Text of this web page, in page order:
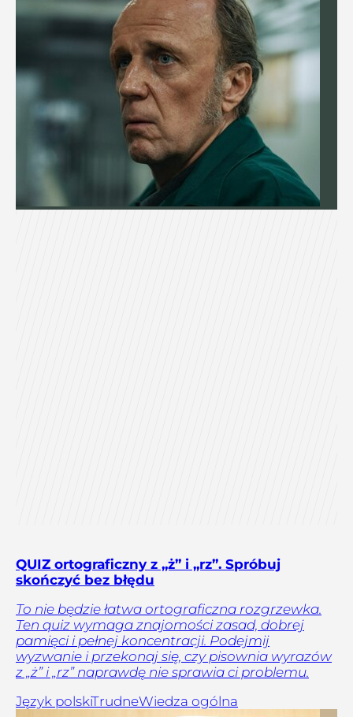
QUIZ ortograficzny z „ż” i „rz”. Spróbuj
skończyć bez błędu
To nie będzie łatwa ortograficzna rozgrzewka.
Ten quiz wymaga znajomości zasad, dobrej
pamięci i pełnej koncentracji. Podejmij
wyzwanie i przekonaj się, czy pisownia wyrazów
z „ż” i „rz” naprawdę nie sprawia ci problemu.
Język polskiTrudneWiedza ogólna